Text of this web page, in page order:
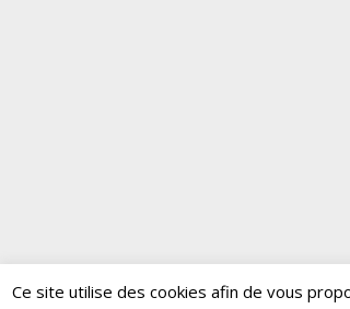
Ce site utilise des cookies afin de vous